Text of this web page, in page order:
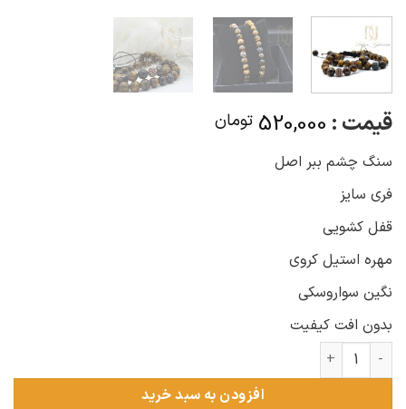
قیمت : 520,000 تومان
سنگ چشم ببر اصل
فری سایز
قفل کشویی
مهره استیل کروی
نگین سواروسکی
بدون افت کیفیت
دستبند ست عاشقانه سنگ چشم ببر ds-n368 عدد
افزودن به سبد خرید